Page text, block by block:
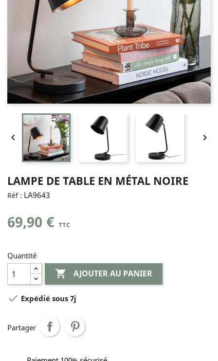
 
LAMPE DE TABLE EN MÉTAL NOIRE
Réf : LA9643
69,90 € TTC
Quantité
 AJOUTER AU PANIER
 Expédié sous 7j
Partager